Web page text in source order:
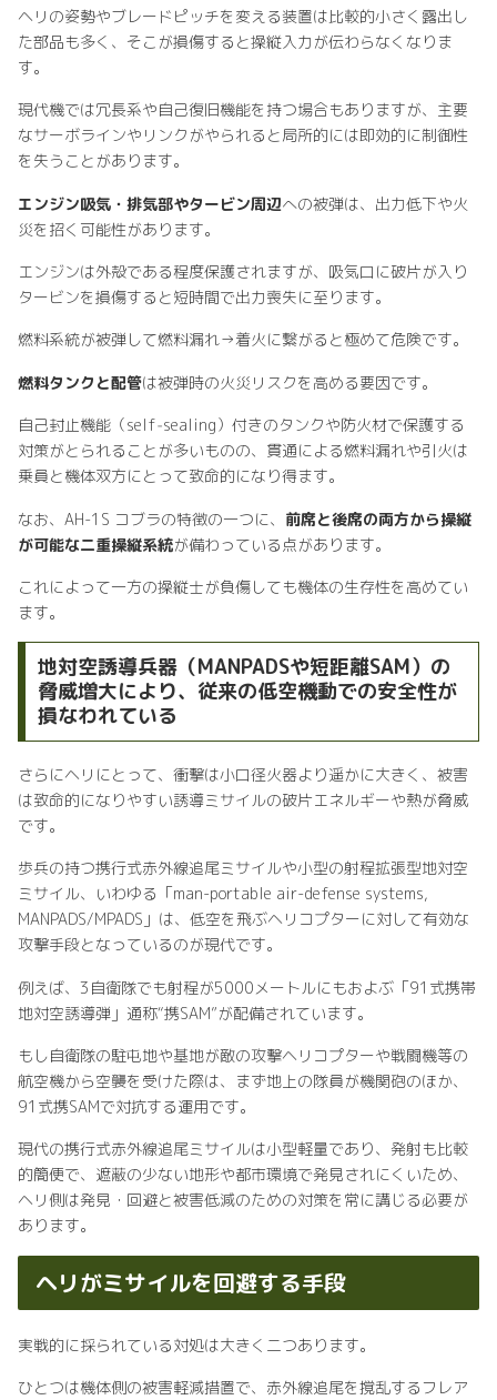
ヘリの姿勢やブレードピッチを変える装置は比較的小さく露出し
た部品も多く、そこが損傷すると操縦入力が伝わらなくなりま
す。
現代機では冗長系や自己復旧機能を持つ場合もありますが、主要
なサーボラインやリンクがやられると局所的には即効的に制御性
を失うことがあります。
エンジン吸気・排気部やタービン周辺への被弾は、出力低下や火
災を招く可能性があります。
エンジンは外殻である程度保護されますが、吸気口に破片が入り
タービンを損傷すると短時間で出力喪失に至ります。
燃料系統が被弾して燃料漏れ→着火に繋がると極めて危険です。
燃料タンクと配管は被弾時の火災リスクを高める要因です。
自己封止機能（self‑sealing）付きのタンクや防火材で保護する
対策がとられることが多いものの、貫通による燃料漏れや引火は
乗員と機体双方にとって致命的になり得ます。
なお、AH-1S コブラの特徴の一つに、 前席と後席の両方から操縦
が可能な二重操縦系統が備わっている点があります。
これによって一方の操縦士が負傷しても機体の生存性を高めてい
ます。
地対空誘導兵器（MANPADSや短距離SAM）の
脅威増大により、従来の低空機動での安全性が
損なわれている
さらにヘリにとって、衝撃は小口径火器より遥かに大きく、被害
は致命的になりやすい誘導ミサイルの破片エネルギーや熱が脅威
です。
歩兵の持つ携行式赤外線追尾ミサイルや小型の射程拡張型地対空
ミサイル、いわゆる「man-portable air-defense systems,
MANPADS/MPADS」は、低空を飛ぶヘリコプターに対して有効な
攻撃手段となっているのが現代です。
例えば、3自衛隊でも射程が5000メートルにもおよぶ「91式携帯
地対空誘導弾」通称“携SAM”が配備されています。
もし自衛隊の駐屯地や基地が敵の攻撃ヘリコプターや戦闘機等の
航空機から空襲を受けた際は、まず地上の隊員が機関砲のほか、
91式携SAMで対抗する運用です。
現代の携行式赤外線追尾ミサイルは小型軽量であり、発射も比較
的簡便で、遮蔽の少ない地形や都市環境で発見されにくいため、
ヘリ側は発見・回避と被害低減のための対策を常に講じる必要が
あります。
ヘリがミサイルを回避する手段
実戦的に採られている対処は大きく二つあります。
ひとつは機体側の被害軽減措置で、赤外線追尾を撹乱するフレア